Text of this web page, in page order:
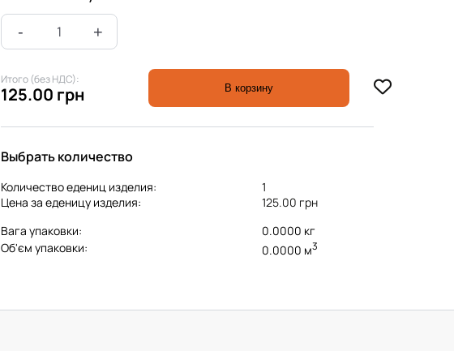
Итого (без НДС):
125.00 грн В корзину
Выбрать количество
Количество едениц изделия:
1
Цена за еденицу изделия:
125.00 грн
Вага упаковки:
0.0000 кг
Об'єм упаковки:
0.0000 м3